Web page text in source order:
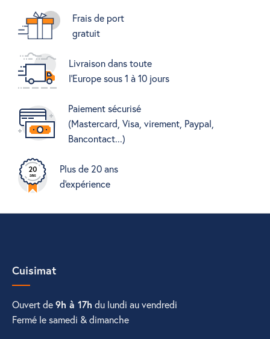
Frais de port
gratuit
Livraison dans toute
l'Europe sous 1 à 10 jours
Paiement sécurisé
(Mastercard, Visa, virement, Paypal,
Bancontact...)
Plus de 20 ans
d'expérience
Cuisimat
Ouvert de9h à 17h du lundi au vendredi
Fermé le samedi & dimanche